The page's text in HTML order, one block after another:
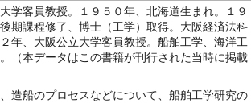
学客員教授。１９５０年、北海道生まれ。１９
期課程修了、博士（工学）取得。大阪経済法科
年、大阪公立大学客員教授。船舶工学、海洋工
（本データはこの書籍が刊行された当時に掲載
造船のプロセスなどについて、船舶工学研究の